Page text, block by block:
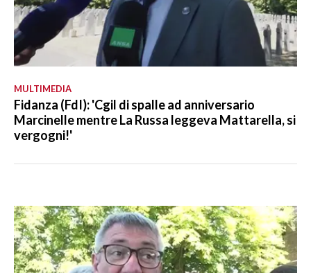
MULTIMEDIA
Fidanza (FdI): 'Cgil di spalle ad anniversario
Marcinelle mentre La Russa leggeva Mattarella, si
vergogni!'